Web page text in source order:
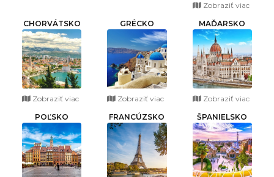
Zobraziť viac
CHORVÁTSKO
Zobraziť viac
GRÉCKO
Zobraziť viac
MAĎARSKO
Zobraziť viac
POĽSKO FRANCÚZSKO ŠPANIELSKO